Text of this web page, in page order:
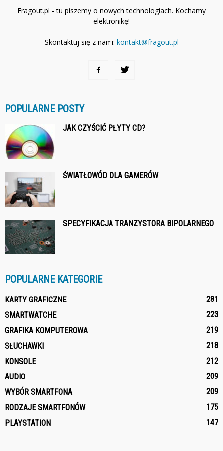
Fragout.pl - tu piszemy o nowych technologiach. Kochamy
elektronikę!
Skontaktuj się z nami: kontakt@fragout.pl
POPULARNE POSTY
JAK CZYŚCIĆ PŁYTY CD?
ŚWIATŁOWÓD DLA GAMERÓW
SPECYFIKACJA TRANZYSTORA BIPOLARNEGO
POPULARNE KATEGORIE
KARTY GRAFICZNE
281
SMARTWATCHE
223
GRAFIKA KOMPUTEROWA
219
SŁUCHAWKI
218
KONSOLE
212
AUDIO
209
WYBÓR SMARTFONA
209
RODZAJE SMARTFONÓW
175
PLAYSTATION
147